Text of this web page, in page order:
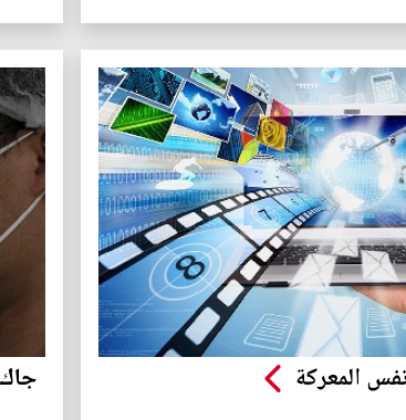
المعركة